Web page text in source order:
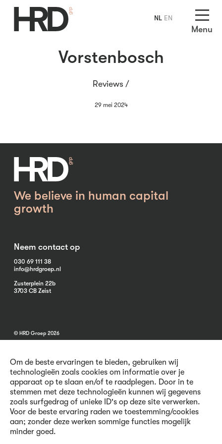
Om de beste ervaringen te bieden, gebruiken wij
technologieën zoals cookies om informatie over je
apparaat op te slaan en/of te raadplegen. Door in te
stemmen met deze technologieën kunnen wij gegevens
zoals surfgedrag of unieke ID's op deze site verwerken.
Voor de beste ervaring raden we toestemming/cookies
aan; zonder deze werken sommige functies mogelijk
minder goed.
Menu
Vorstenbosch
Reviews /
29 mei 2024
We believe in human capital
growth
Neem contact op
030 69 111 38
info@hrdgroep.nl
Zusterplein 22b
3703 CB Zeist
© HRD Groep 2026
Algemene informatie
Contact
Voorwaarden
Privacy en Cookies
NL EN